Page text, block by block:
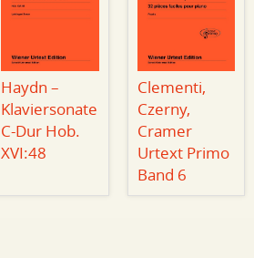
Haydn –
Klaviersonate
C-Dur Hob.
XVI:48
Clementi,
Czerny,
Cramer
Urtext Primo
Band 6